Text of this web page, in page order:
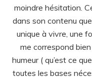
me correspond
humeur ( qu’est ce
toutes les bases
façon sereine. Bref
encore, n’hésitez
prochaines